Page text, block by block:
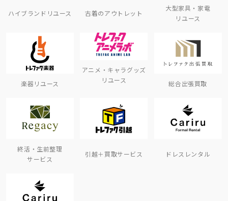
ハイブランドリユース 古着のアウトレット
大型家具・家電
リユース
楽器リユース
アニメ・キャラグッズ
リユース
総合出張買取
終活・生前整理
サービス
引越＋買取サービス ドレスレンタル